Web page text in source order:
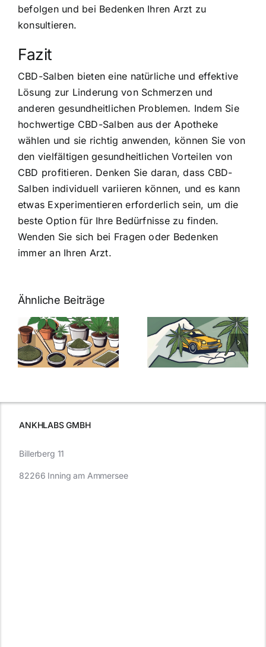
befolgen und bei Bedenken Ihren Arzt zu
konsultieren.
Fazit
CBD-Salben bieten eine natürliche und effektive
Lösung zur Linderung von Schmerzen und
anderen gesundheitlichen Problemen. Indem Sie
hochwertige CBD-Salben aus der Apotheke
wählen und sie richtig anwenden, können Sie von
den vielfältigen gesundheitlichen Vorteilen von
CBD profitieren. Denken Sie daran, dass CBD-
Salben individuell variieren können, und es kann
etwas Experimentieren erforderlich sein, um die
beste Option für Ihre Bedürfnisse zu finden.
Wenden Sie sich bei Fragen oder Bedenken
immer an Ihren Arzt.
Ähnliche Beiträge
Neue THC-
Grenzwert-
Regelung:
Was Sie über
Cannabis und
müssen
Cannabis
Samen
kaufen: Alles
was Sie
ANKHLABS GMBH
Billerberg 11
82266 Inning am Ammersee